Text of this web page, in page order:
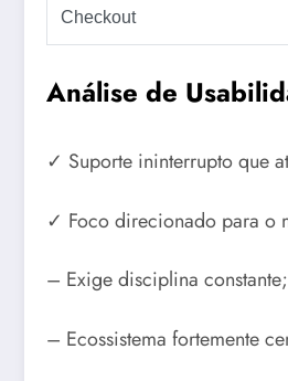
Checkout
Análise de
✓ Suporte ininterrupto que
✓ Foco direcionado para o
– Exige disciplina
– Ecossistema fortemente